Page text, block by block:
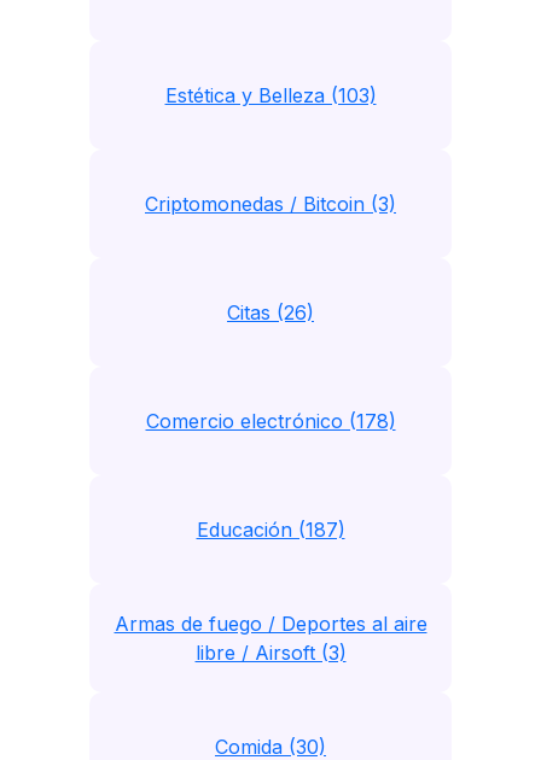
Estética y Belleza (103)
Criptomonedas / Bitcoin (3)
Citas (26)
Comercio electrónico (178)
Educación (187)
Armas de fuego / Deportes al aire
libre / Airsoft (3)
Comida (30)